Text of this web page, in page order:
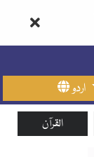
اردو
القرآن